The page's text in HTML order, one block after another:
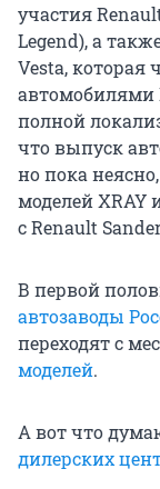
участия
Legend), а
Vesta, которая
автомобилями
полной
что выпуск
но пока
моделей XRAY
с Renault
В первой
автозаводы
переходят с
моделей.
А вот что
дилерских